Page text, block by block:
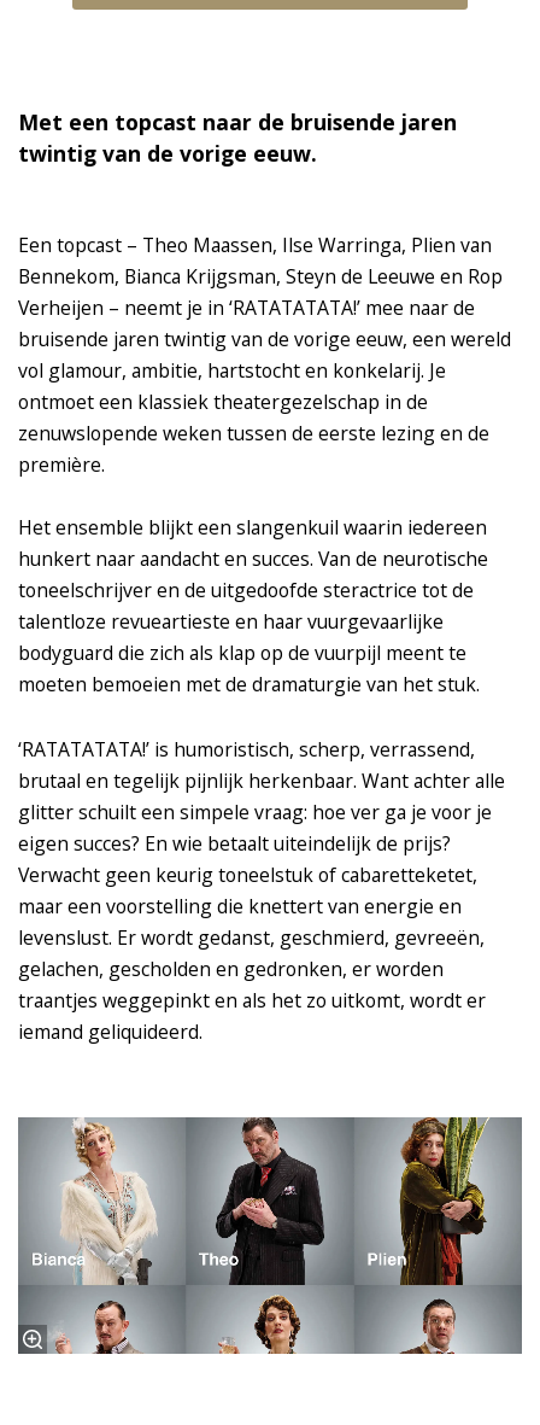
Met een topcast naar de bruisende jaren
twintig van de vorige eeuw.
Een topcast – Theo Maassen, Ilse Warringa, Plien van
Bennekom, Bianca Krijgsman, Steyn de Leeuwe en Rop
Verheijen – neemt je in ‘RATATATATA!’ mee naar de
bruisende jaren twintig van de vorige eeuw, een wereld
vol glamour, ambitie, hartstocht en konkelarij. Je
ontmoet een klassiek theatergezelschap in de
zenuwslopende weken tussen de eerste lezing en de
première.
Het ensemble blijkt een slangenkuil waarin iedereen
hunkert naar aandacht en succes. Van de neurotische
toneelschrijver en de uitgedoofde steractrice tot de
talentloze revueartieste en haar vuurgevaarlijke
bodyguard die zich als klap op de vuurpijl meent te
moeten bemoeien met de dramaturgie van het stuk.
‘RATATATATA!’ is humoristisch, scherp, verrassend,
brutaal en tegelijk pijnlijk herkenbaar. Want achter alle
glitter schuilt een simpele vraag: hoe ver ga je voor je
eigen succes? En wie betaalt uiteindelijk de prijs?
Verwacht geen keurig toneelstuk of cabaretteketet,
maar een voorstelling die knettert van energie en
levenslust. Er wordt gedanst, geschmierd, gevreeën,
gelachen, gescholden en gedronken, er worden
traantjes weggepinkt en als het zo uitkomt, wordt er
iemand geliquideerd.